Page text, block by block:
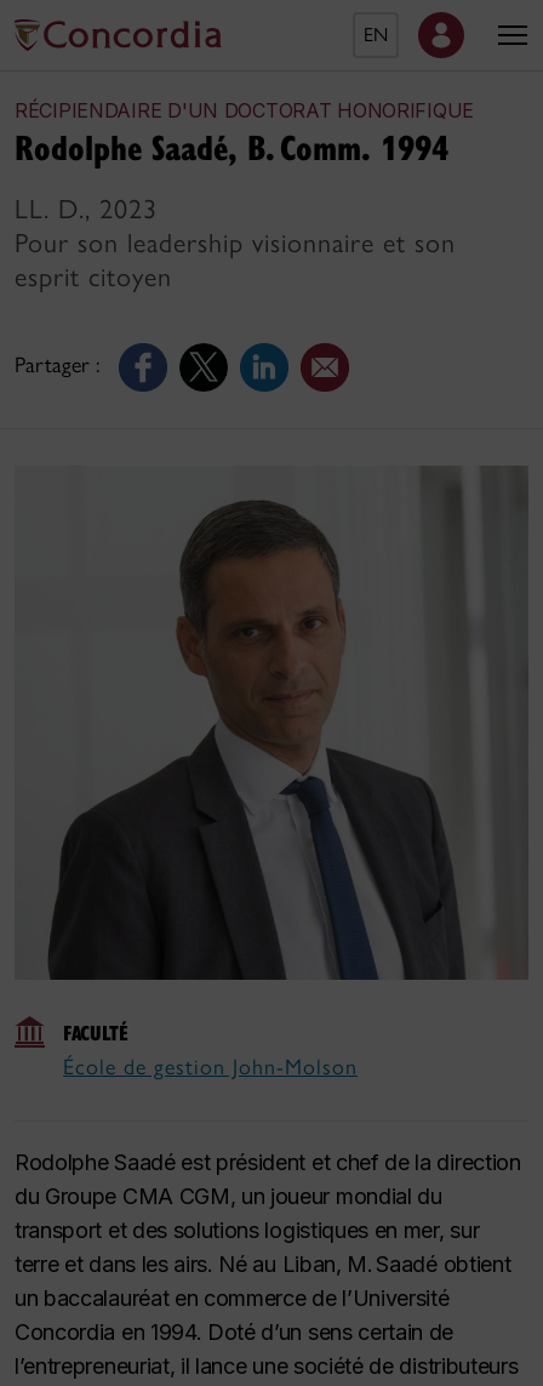
EN
RÉCIPIENDAIRE D'UN DOCTORAT HONORIFIQUE
Partager :
Rodolphe Saadé, B. Comm. 1994
LL. D., 2023
Pour son leadership visionnaire et son
esprit citoyen
FACULTÉ
École de gestion John-Molson
Rodolphe Saadé est président et chef de la direction
du Groupe CMA CGM, un joueur mondial du
transport et des solutions logistiques en mer, sur
terre et dans les airs. Né au Liban, M. Saadé obtient
un baccalauréat en commerce de l’Université
Concordia en 1994. Doté d’un sens certain de
l’entrepreneuriat, il lance une société de distributeurs